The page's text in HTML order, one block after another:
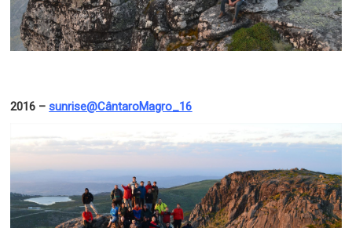
2016 –sunrise@CântaroMagro_16